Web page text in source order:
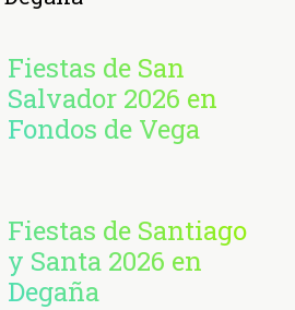
Fiestas de San
Salvador 2026 en
Fondos de Vega
Fiestas de Santiago
y Santa 2026 en
Degaña